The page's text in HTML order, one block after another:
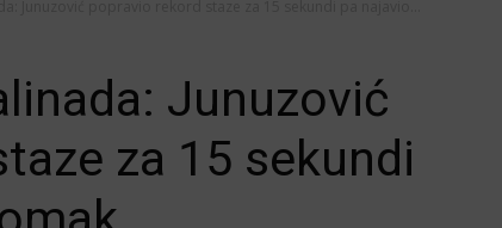
Junuzović
za 15 sekundi